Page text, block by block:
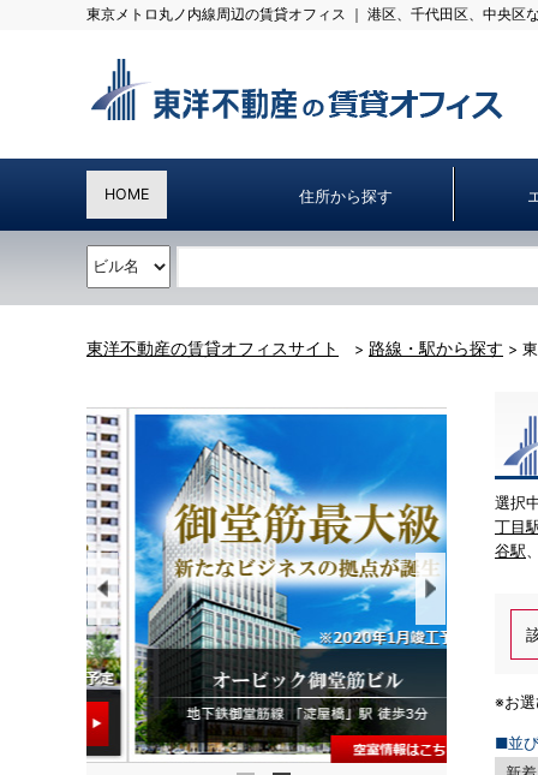
東京メトロ丸ノ内線周辺の賃貸オフィス ｜ 港区、千代⽥区、中央区
HOME 住所から探す
東洋不動産の賃貸オフィスサイト > 路線・駅から探す >
選択
丁目
谷駅
※お
■並